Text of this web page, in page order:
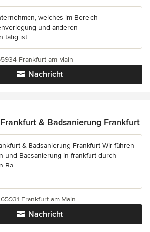
welches im Bereich
und anderen
tätig ist.
Nachricht
Frankfurt am Main
& Badsanierung Frankfurt
& Badsanierung Frankfurt Wir führen
und Badsanierung in frankfurt durch
Ba...
Nachricht
Frankfurt am Main